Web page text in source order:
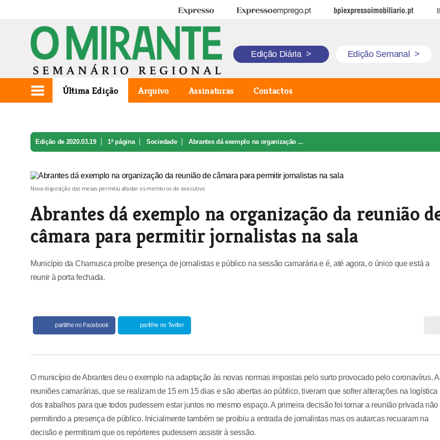
Expresso Expresso Emprego BPI Expresso Imobiliário
Edição Diária > Edição Semanal >
Última Edição Arquivo Assinaturas Contactos
Edição de 2020.03.19 1ª página Sociedade Abrantes dá exemplo na organização ...
Nova disposição das mesas permitiu afastar os membros do executivo
Abrantes dá exemplo na organização da reunião
câmara para permitir jornalistas na sala
Município da Chamusca proíbe presença de jornalistas e público na sessão camarária e é, até agora, o único que está a
reunir à porta fechada.
partilhe no Facebook partilhe no Twitter
O município de Abrantes deu o exemplo na adaptação às novas normas impostas pelo surto provocado pelo coronavírus.
reuniões camarárias, que se realizam de 15 em 15 dias e são abertas ao público, tiveram que sofrer alterações na logística
dos trabalhos para que todos pudessem estar juntos no mesmo espaço. A primeira decisão foi tornar a reunião privada não
permitindo a presença de público. Inicialmente também se proibiu a entrada de jornalistas mas os autarcas recuaram na
decisão e permitiram que os repórteres pudessem assistir à sessão.